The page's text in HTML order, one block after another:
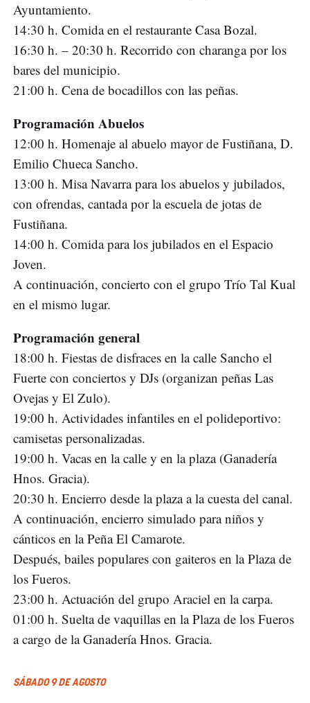
Ayuntamiento.
14:30 h. Comida en el restaurante Casa Bozal.
16:30 h. – 20:30 h. Recorrido con charanga por los
bares del municipio.
21:00 h. Cena de bocadillos con las peñas.
Programación Abuelos
12:00 h. Homenaje al abuelo mayor de Fustiñana, D.
Emilio Chueca Sancho.
13:00 h. Misa Navarra para los abuelos y jubilados,
con ofrendas, cantada por la escuela de jotas de
Fustiñana.
14:00 h. Comida para los jubilados en el Espacio
Joven.
A continuación, concierto con el grupo Trío Tal Kual
en el mismo lugar.
Programación general
18:00 h. Fiestas de disfraces en la calle Sancho el
Fuerte con conciertos y DJs (organizan peñas Las
Ovejas y El Zulo).
19:00 h. Actividades infantiles en el polideportivo:
camisetas personalizadas.
19:00 h. Vacas en la calle y en la plaza (Ganadería
Hnos. Gracia).
20:30 h. Encierro desde la plaza a la cuesta del canal.
A continuación, encierro simulado para niños y
cánticos en la Peña El Camarote.
Después, bailes populares con gaiteros en la Plaza de
los Fueros.
23:00 h. Actuación del grupo Araciel en la carpa.
01:00 h. Suelta de vaquillas en la Plaza de los Fueros
a cargo de la Ganadería Hnos. Gracia.
SÁBADO 9 DE AGOSTO